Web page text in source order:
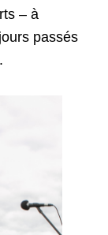
– à
passés